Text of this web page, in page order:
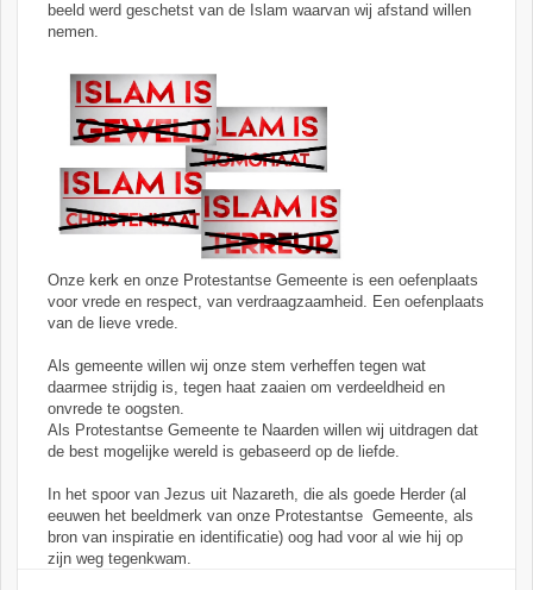
beeld werd geschetst van de Islam waarvan wij afstand willen
nemen.
Onze kerk en onze Protestantse Gemeente is een oefenplaats
voor vrede en respect, van verdraagzaamheid. Een oefenplaats
van de lieve vrede.
Als gemeente willen wij onze stem verheffen tegen wat
daarmee strijdig is, tegen haat zaaien om verdeeldheid en
onvrede te oogsten.
Als Protestantse Gemeente te Naarden willen wij uitdragen dat
de best mogelijke wereld is gebaseerd op de liefde.
In het spoor van Jezus uit Nazareth, die als goede Herder (al
eeuwen het beeldmerk van onze Protestantse Gemeente, als
bron van inspiratie en identificatie) oog had voor al wie hij op
zijn weg tegenkwam.